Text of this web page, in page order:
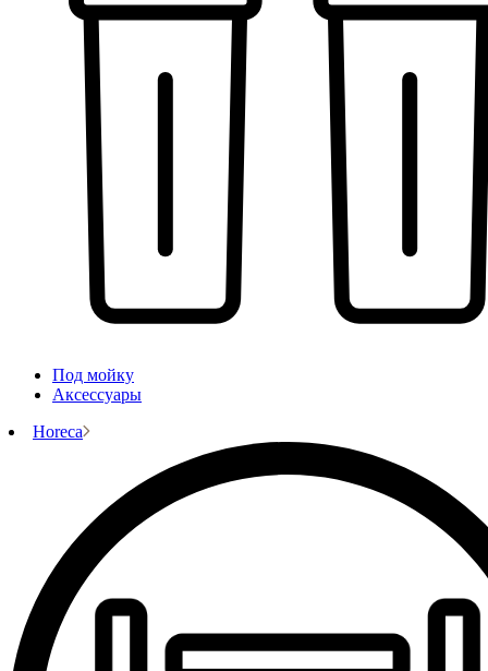
Под мойку
Аксессуары
Horeca